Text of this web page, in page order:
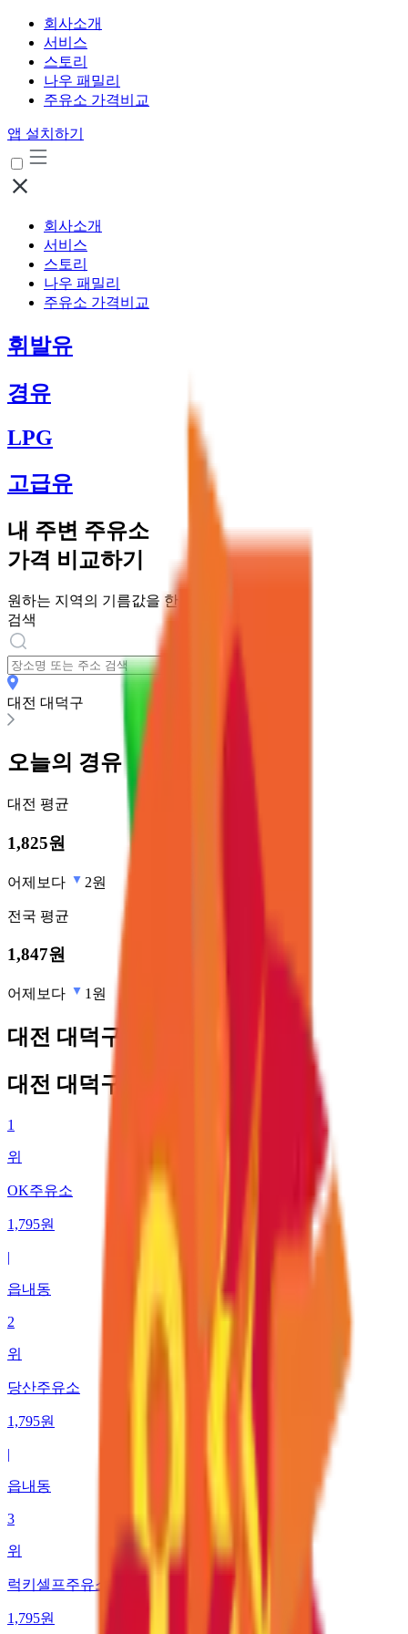
회사소개
서비스
스토리
나우 패밀리
주유소 가격비교
앱 설치하기
회사소개
서비스
스토리
나우 패밀리
주유소 가격비교
휘발유
경유
LPG
고급유
내 주변 주유소
가격 비교하기
원하는 지역의 기름값을 한번에 비교해보세요
검색
대전 대덕구
오늘의 경유가격
대전 평균
1,825원
어제보다 2원
전국 평균
1,847원
어제보다 1원
대전 대덕구 최저가 주유소
대전 대덕구 최저가 주유소
1
위
OK주유소
1,795원
|
읍내동
2
위
당산주유소
1,795원
|
읍내동
3
위
럭키셀프주유소
1,795원